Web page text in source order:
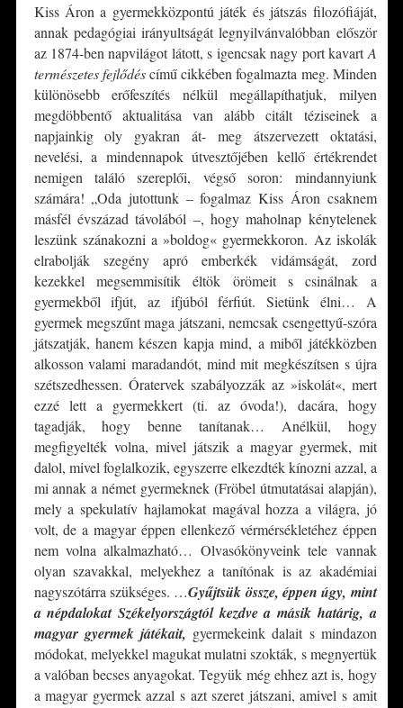
Kiss Áron a gyermekközpontú játék és játszás filozófiáját,
annak pedagógiai irányultságát legnyilvánvalóbban először
az 1874-ben napvilágot látott, s igencsak nagy port kavartA
természetes fejlődéscímű cikkében fogalmazta meg. Minden
különösebb erőfeszítés nélkül megállapíthatjuk, milyen
megdöbbentő aktualitása van alább citált téziseinek a
napjainkig oly gyakran át- meg átszervezett oktatási,
nevelési, a mindennapok útvesztőjében kellő értékrendet
nemigen találó szereplői, végső soron: mindannyiunk
számára! „Oda jutottunk – fogalmaz Kiss Áron csaknem
másfél évszázad távolából –, hogy maholnap kénytelenek
leszünk szánakozni a »boldog« gyermekkoron. Az iskolák
elrabolják szegény apró emberkék vidámságát, zord
kezekkel megsemmisítik éltök örömeit s csinálnak a
gyermekből ifjút, az ifjúból férfiút. Sietünk élni… A
gyermek megszűnt maga játszani, nemcsak csengettyű-szóra
játszatják, hanem készen kapja mind, a miből játékközben
alkosson valami maradandót, mind mit megkészítsen s újra
szétszedhessen. Óratervek szabályozzák az »iskolát«, mert
ezzé lett a gyermekkert (ti. az óvoda!), dacára, hogy
tagadják, hogy benne tanítanak… Anélkül, hogy
megfigyelték volna, mivel játszik a magyar gyermek, mit
dalol, mivel foglalkozik, egyszerre elkezdték kínozni azzal, a
mi annak a német gyermeknek (Fröbel útmutatásai alapján),
mely a spekulatív hajlamokat magával hozza a világra, jó
volt, de a magyar éppen ellenkező vérmérsékletéhez éppen
nem volna alkalmazható… Olvasókönyveink tele vannak
olyan szavakkal, melyekhez a tanítónak is az akadémiai
nagyszótárra szükséges. …Gyűjtsük össze, éppen úgy, mint
a népdalokat Székelyországtól kezdve a másik határig, a
magyar gyermek játékait, gyermekeink dalait s mindazon
módokat, melyekkel magukat mulatni szokták, s megnyertük
a valóban becses anyagokat. Tegyük még ehhez azt is, hogy
a magyar gyermek azzal s azt szeret játszani, amivel s amit